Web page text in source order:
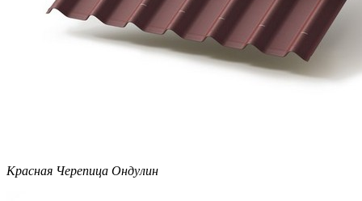
Красная Черепица Ондулин